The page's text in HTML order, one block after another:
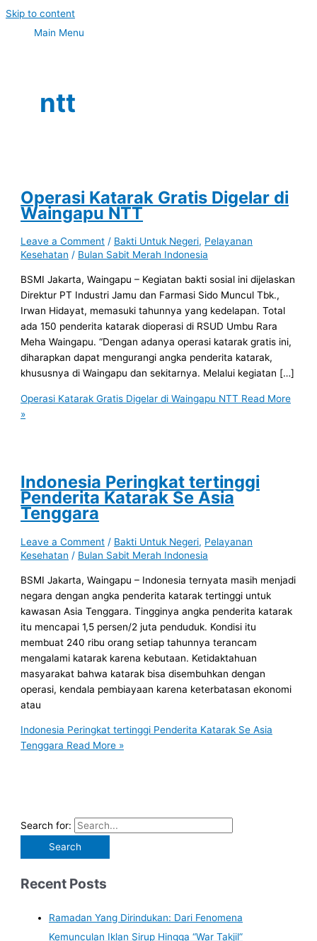
Skip to content
Main Menu
ntt
Operasi Katarak Gratis Digelar di
Waingapu NTT
Leave a Comment / Bakti Untuk Negeri, Pelayanan
Kesehatan / Bulan Sabit Merah Indonesia
BSMI Jakarta, Waingapu – Kegiatan bakti sosial ini dijelaskan
Direktur PT Industri Jamu dan Farmasi Sido Muncul Tbk.,
Irwan Hidayat, memasuki tahunnya yang kedelapan. Total
ada 150 penderita katarak dioperasi di RSUD Umbu Rara
Meha Waingapu. “Dengan adanya operasi katarak gratis ini,
diharapkan dapat mengurangi angka penderita katarak,
khususnya di Waingapu dan sekitarnya. Melalui kegiatan […]
Operasi Katarak Gratis Digelar di Waingapu NTT Read More
»
Indonesia Peringkat tertinggi
Penderita Katarak Se Asia
Tenggara
Leave a Comment / Bakti Untuk Negeri, Pelayanan
Kesehatan / Bulan Sabit Merah Indonesia
BSMI Jakarta, Waingapu – Indonesia ternyata masih menjadi
negara dengan angka penderita katarak tertinggi untuk
kawasan Asia Tenggara. Tingginya angka penderita katarak
itu mencapai 1,5 persen/2 juta penduduk. Kondisi itu
membuat 240 ribu orang setiap tahunnya terancam
mengalami katarak karena kebutaan. Ketidaktahuan
masyarakat bahwa katarak bisa disembuhkan dengan
operasi, kendala pembiayaan karena keterbatasan ekonomi
atau
Indonesia Peringkat tertinggi Penderita Katarak Se Asia
Tenggara Read More »
Search for:
Recent Posts
Ramadan Yang Dirindukan: Dari Fenomena
Kemunculan Iklan Sirup Hingga “War Takjil”